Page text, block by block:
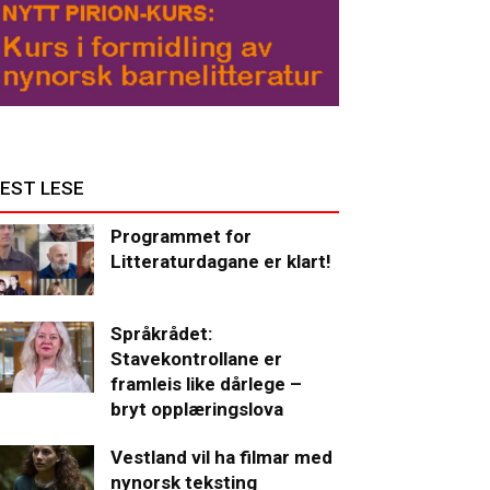
LESE
Programmet for
Litteraturdagane er klart!
Språkrådet:
Stavekontrollane er
framleis like dårlege –
bryt opplæringslova
Vestland vil ha filmar med
nynorsk teksting